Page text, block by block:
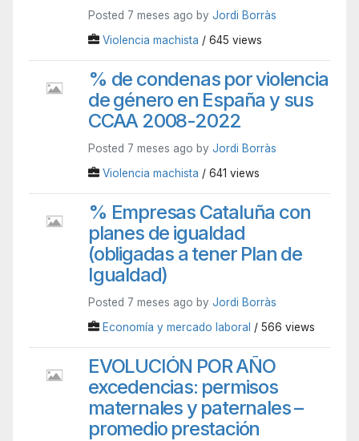
Posted 7 meses ago by Jordi Borràs
Violencia machista / 645 views
% de condenas por violencia
de género en España y sus
CCAA 2008-2022
Posted 7 meses ago by Jordi Borràs
Violencia machista / 641 views
% Empresas Cataluña con
planes de igualdad
(obligadas a tener Plan de
Igualdad)
Posted 7 meses ago by Jordi Borràs
Economía y mercado laboral / 566 views
EVOLUCIÓN POR AÑO
excedencias: permisos
maternales y paternales –
promedio prestación